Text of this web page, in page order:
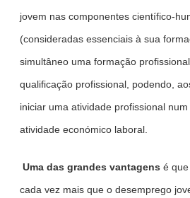
jovem nas componentes científico-
(consideradas essenciais à sua
simultâneo uma formação
qualificação profissional, podendo,
iniciar uma atividade profissional
atividade económico laboral.
Uma das grandes vantagens é
cada vez mais que o desemprego